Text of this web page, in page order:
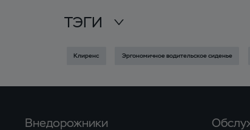
ТЭГИ
Клиренс Эргономичное водительское сиденье
Внедорожники